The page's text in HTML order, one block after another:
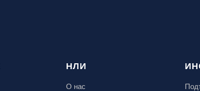
НЛИ
О нас